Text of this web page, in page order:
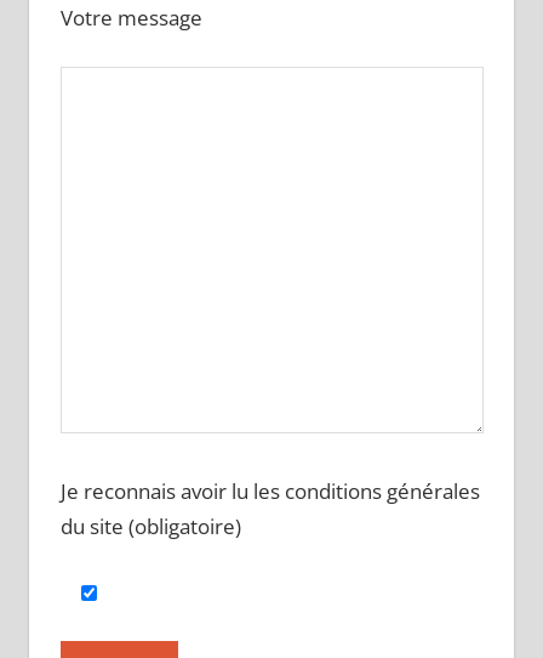
Votre message
Je reconnais avoir lu les conditions générales
du site (obligatoire)